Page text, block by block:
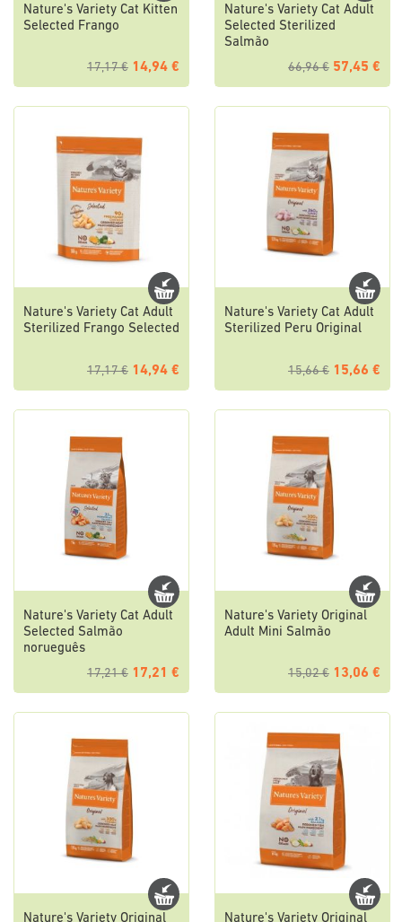
Nature's Variety Cat Kitten
Selected Frango
17,17 € 14,94 €
Nature's Variety Cat Adult
Selected Sterilized
Salmão
66,96 € 57,45 €
Nature's Variety Cat Adult
Sterilized Frango Selected
17,17 € 14,94 €
Nature's Variety Cat Adult
Sterilized Peru Original
15,66 € 15,66 €
Nature's Variety Cat Adult
Selected Salmão
norueguês
17,21 € 17,21 €
Nature's Variety Original
Adult Mini Salmão
15,02 € 13,06 €
Nature's Variety Original Nature's Variety Original